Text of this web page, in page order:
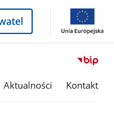
Aktualności Kontakt